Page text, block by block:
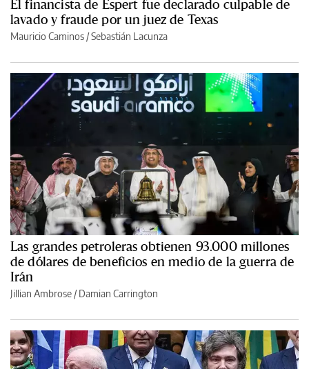
El financista de Espert fue declarado culpable de
lavado y fraude por un juez de Texas
Mauricio Caminos /Sebastián Lacunza
Las grandes petroleras obtienen 93.000 millones
de dólares de beneficios en medio de la guerra de
Irán
Jillian Ambrose / Damian Carrington